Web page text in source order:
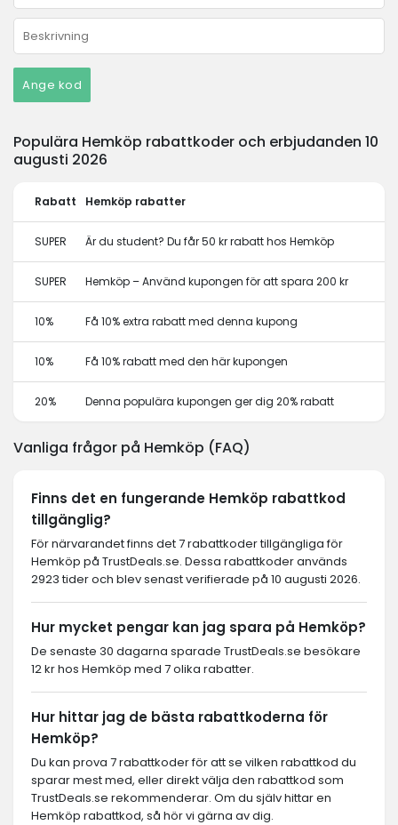
Ange kod
Populära Hemköp rabattkoder och erbjudanden 10
augusti 2026
Rabatt Hemköp rabatter
SUPER Är du student? Du får 50 kr rabatt hos Hemköp
SUPER Hemköp – Använd kupongen för att spara 200 kr
10% Få 10% extra rabatt med denna kupong
10% Få 10% rabatt med den här kupongen
20% Denna populära kupongen ger dig 20% rabatt
Vanliga frågor på Hemköp (FAQ)
Finns det en fungerande Hemköp rabattkod
tillgänglig?
För närvarandet finns det 7 rabattkoder tillgängliga för
Hemköp på TrustDeals.se. Dessa rabattkoder används
2923 tider och blev senast verifierade på 10 augusti 2026.
Hur mycket pengar kan jag spara på Hemköp?
De senaste 30 dagarna sparade TrustDeals.se besökare
12 kr hos Hemköp med 7 olika rabatter.
Hur hittar jag de bästa rabattkoderna för
Hemköp?
Du kan prova 7 rabattkoder för att se vilken rabattkod du
sparar mest med, eller direkt välja den rabattkod som
TrustDeals.se rekommenderar. Om du själv hittar en
Hemköp rabattkod, så hör vi gärna av dig.